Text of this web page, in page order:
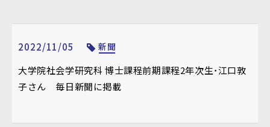
2022/11/05 新聞
大学院社会学研究科 博士課程前期課程2年次生・江口敦
子さん 毎日新聞に掲載